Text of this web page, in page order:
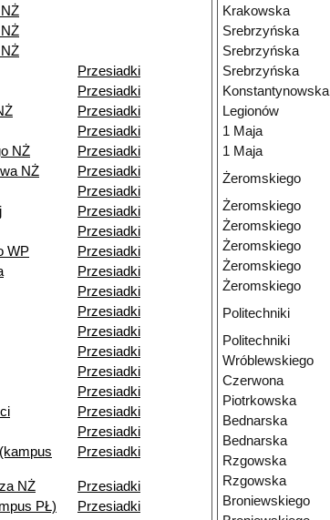
Przesiadki
Przesiadki
Przesiadki
Przesiadki
NŻ
Przesiadki
NŻ
Przesiadki
Przesiadki
Przesiadki
Przesiadki
WP
Przesiadki
Przesiadki
Przesiadki
Przesiadki
Przesiadki
Przesiadki
Przesiadki
Przesiadki
Przesiadki
Przesiadki
Przesiadki
NŻ
Przesiadki
PŁ)
Przesiadki
Krakowska
Srebrzyńska
Srebrzyńska
Srebrzyńska
Konstantynowska
Legionów
1 Maja
1 Maja
Żeromskiego
Żeromskiego
Żeromskiego
Żeromskiego
Żeromskiego
Żeromskiego
Politechniki
Politechniki
Wróblewskiego
Czerwona
Piotrkowska
Bednarska
Bednarska
Rzgowska
Rzgowska
Broniewskiego